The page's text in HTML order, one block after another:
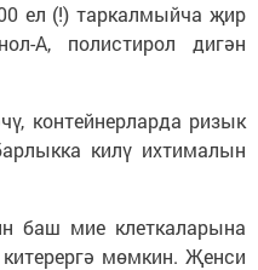
ел (!) таркалмыйча җир
А, полистирол дигән
контейнерларда ризык
килү ихтималын
баш мие клеткаларына
мөмкин. Җенси